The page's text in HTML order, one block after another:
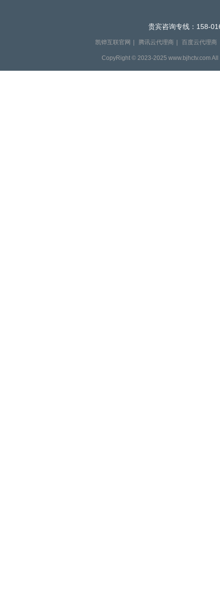
贵宾咨询专线：158-
凯铧互联官网 腾讯云代理商 百度云代理商
CopyRight © 2023-2025 www.bjhctv.com